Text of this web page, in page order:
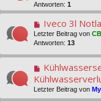
Antworten: 1
Iveco 3l
Letzter Beitrag von
Antworten: 13
Letzter Beitrag von